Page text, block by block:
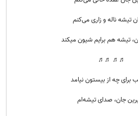
تیشه ناله و زاری می‌کنم
تیشه هم برایم شیون میكند
♬♬ ♬♬
چه از بیستون نیامد
جان، صدای تیشه‌ام